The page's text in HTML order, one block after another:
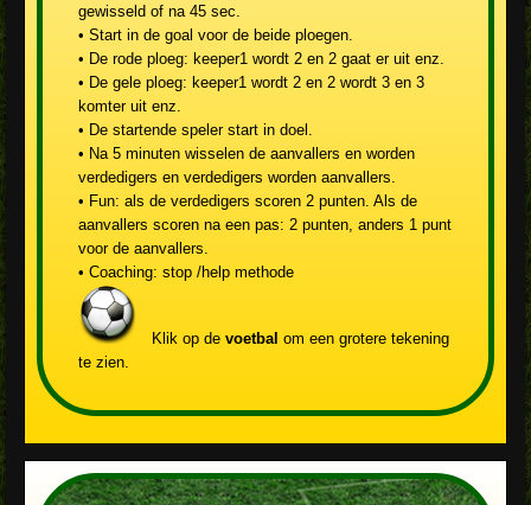
gewisseld of na 45 sec.
• Start in de goal voor de beide ploegen.
• De rode ploeg: keeper1 wordt 2 en 2 gaat er uit enz.
• De gele ploeg: keeper1 wordt 2 en 2 wordt 3 en 3
komter uit enz.
• De startende speler start in doel.
• Na 5 minuten wisselen de aanvallers en worden
verdedigers en verdedigers worden aanvallers.
• Fun: als de verdedigers scoren 2 punten. Als de
aanvallers scoren na een pas: 2 punten, anders 1 punt
voor de aanvallers.
• Coaching: stop /help methode
Klik op de voetbal om een grotere tekening
te zien.